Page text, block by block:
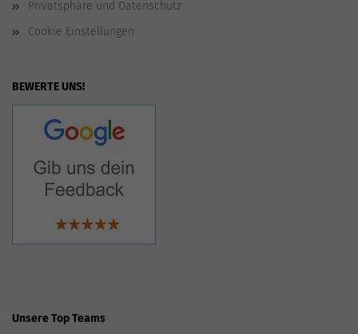
Privatsphäre und Datenschutz
Cookie Einstellungen
BEWERTE UNS!
Unsere Top Teams